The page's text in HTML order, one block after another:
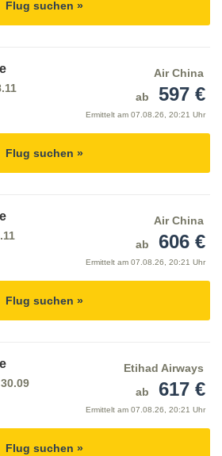
Flug suchen »
Air China
ab
597 €
Ermittelt am 07.08.26, 20:21 Uhr
Flug suchen »
Air China
ab
606 €
Ermittelt am 07.08.26, 20:21 Uhr
Flug suchen »
Etihad Airways
ab
617 €
Ermittelt am 07.08.26, 20:21 Uhr
Flug suchen »